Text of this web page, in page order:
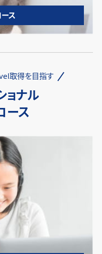
ス
取得を目指す
ョナル
ース